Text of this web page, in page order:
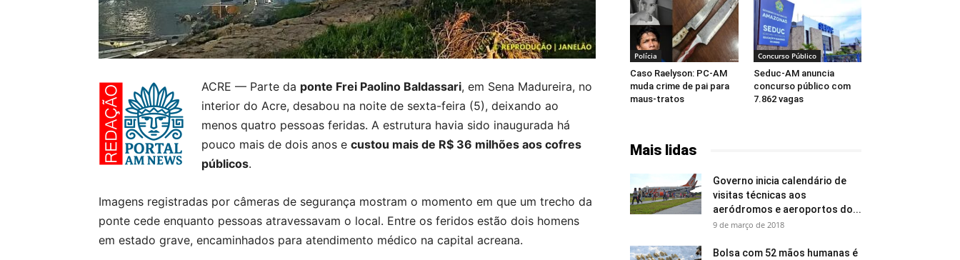
ACRE — Parte da ponte Frei Paolino Baldassari, em Sena Madureira, no
interior do Acre, desabou na noite de sexta-feira (5), deixando ao
menos quatro pessoas feridas. A estrutura havia sido inaugurada há
pouco mais de dois anos e custou mais de R$ 36 milhões aos cofres
públicos.
Imagens registradas por câmeras de segurança mostram o momento em que um trecho da
ponte cede enquanto pessoas atravessavam o local. Entre os feridos estão dois homens
em estado grave, encaminhados para atendimento médico na capital acreana.
Polícia
Caso Raelyson: PC-AM
muda crime de pai para
maus-tratos
Concurso Público
Seduc-AM anuncia
concurso público com
7.862 vagas
Mais lidas
Governo inicia calendário de
visitas técnicas aos
aeródromos e aeroportos do...
9 de março de 2018
Bolsa com 52 mãos humanas é